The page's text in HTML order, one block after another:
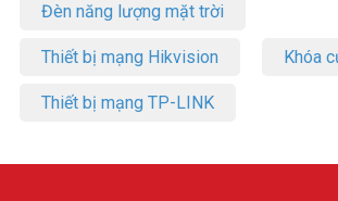
Đèn năng lượng mặt trời
Thiết bị mạng Hikvision Khóa
Thiết bị mạng TP-LINK